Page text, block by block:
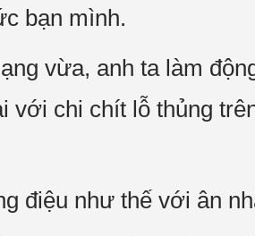
bạn mình.
vừa, anh ta làm
với chi chít lỗ thủng
điệu như thế với ân